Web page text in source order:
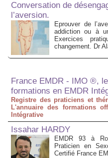
Conversation de
l’aversion.
Eprouver de
addiction ou à
Exercices
changement. Dr
France EMDR - IMO ®,
formations en EMDR
Registre des praticiens et
L'annuaire des formations
Intégrative
Issahar HARDY
EMDR 93 à
Praticien en
Certifié France